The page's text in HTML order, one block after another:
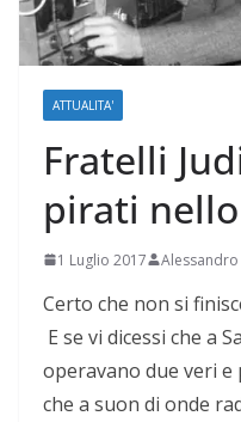
ATTUALITA'
Fratelli
pirati
1 Luglio 2017
Certo che non si
E se vi dicessi che a
operavano due veri e
che a suon di onde